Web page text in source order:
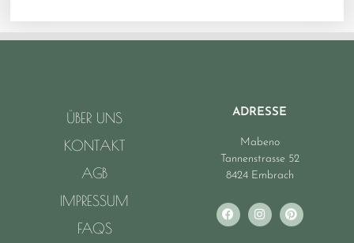
ÜBER UNS
KONTAKT
AGB
IMPRESSUM
FAQS
ADRESSE
Mabeno
Tannenstrasse 52
8424 Embrach